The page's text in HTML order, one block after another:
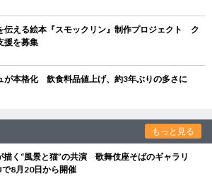
伝える絵本『スモックリン』制作プロジェクト ク
援を募集
が本格化 飲食料品値上げ、約3年ぶりの多さに
もっと見る
描く“風景と猫”の共演 歌舞伎座そばのギャラリ
8月20日から開催